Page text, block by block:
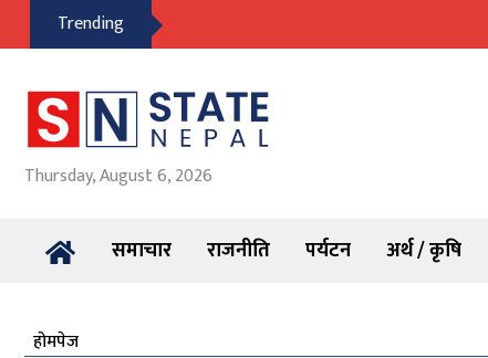
Trending
Thursday, August 6, 2026
समाचार राजनीति पर्यटन अर्थ / कृषि
होमपेज